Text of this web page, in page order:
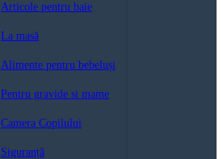
Articole pentru baie
La masă
Alimente pentru bebeluși
Pentru gravide si mame
Camera Copilului
Siguranță